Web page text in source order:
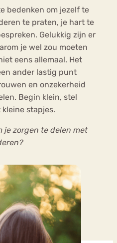
bedenken om jezelf te
te praten, je hart te
Gelukkig zijn er
je wel zou moeten
eens allemaal. Het
ander lastig punt
en onzekerheid
Begin klein, stel
stapjes.
je zorgen te delen met